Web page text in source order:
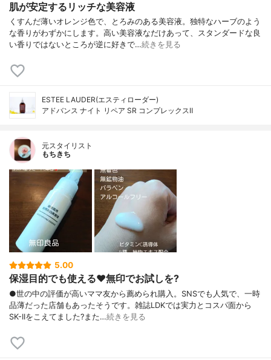
肌が安定するリッチな美容液
くすんだ薄いオレンジ色で、とろみのある美容液。独特なハーブのよう
な香りがわずかにします。高い美容液なだけあって、スタンダードな良
い香りではないところが逆に好きで…続きを見る
ESTEE LAUDER(エスティローダー)
アドバンス ナイト リペア SR コンプレックスⅡ
元スタイリスト
もちきち
5.00
保湿目的でも使える♥️無印でお試しを?
●世の中の評価が高いママ友から薦められ購入。SNSでも人気で、一時
品薄だった店舗もあったそうです。雑誌LDKでは実力とコスパ面から
SK-IIをこえてました?また…続きを見る